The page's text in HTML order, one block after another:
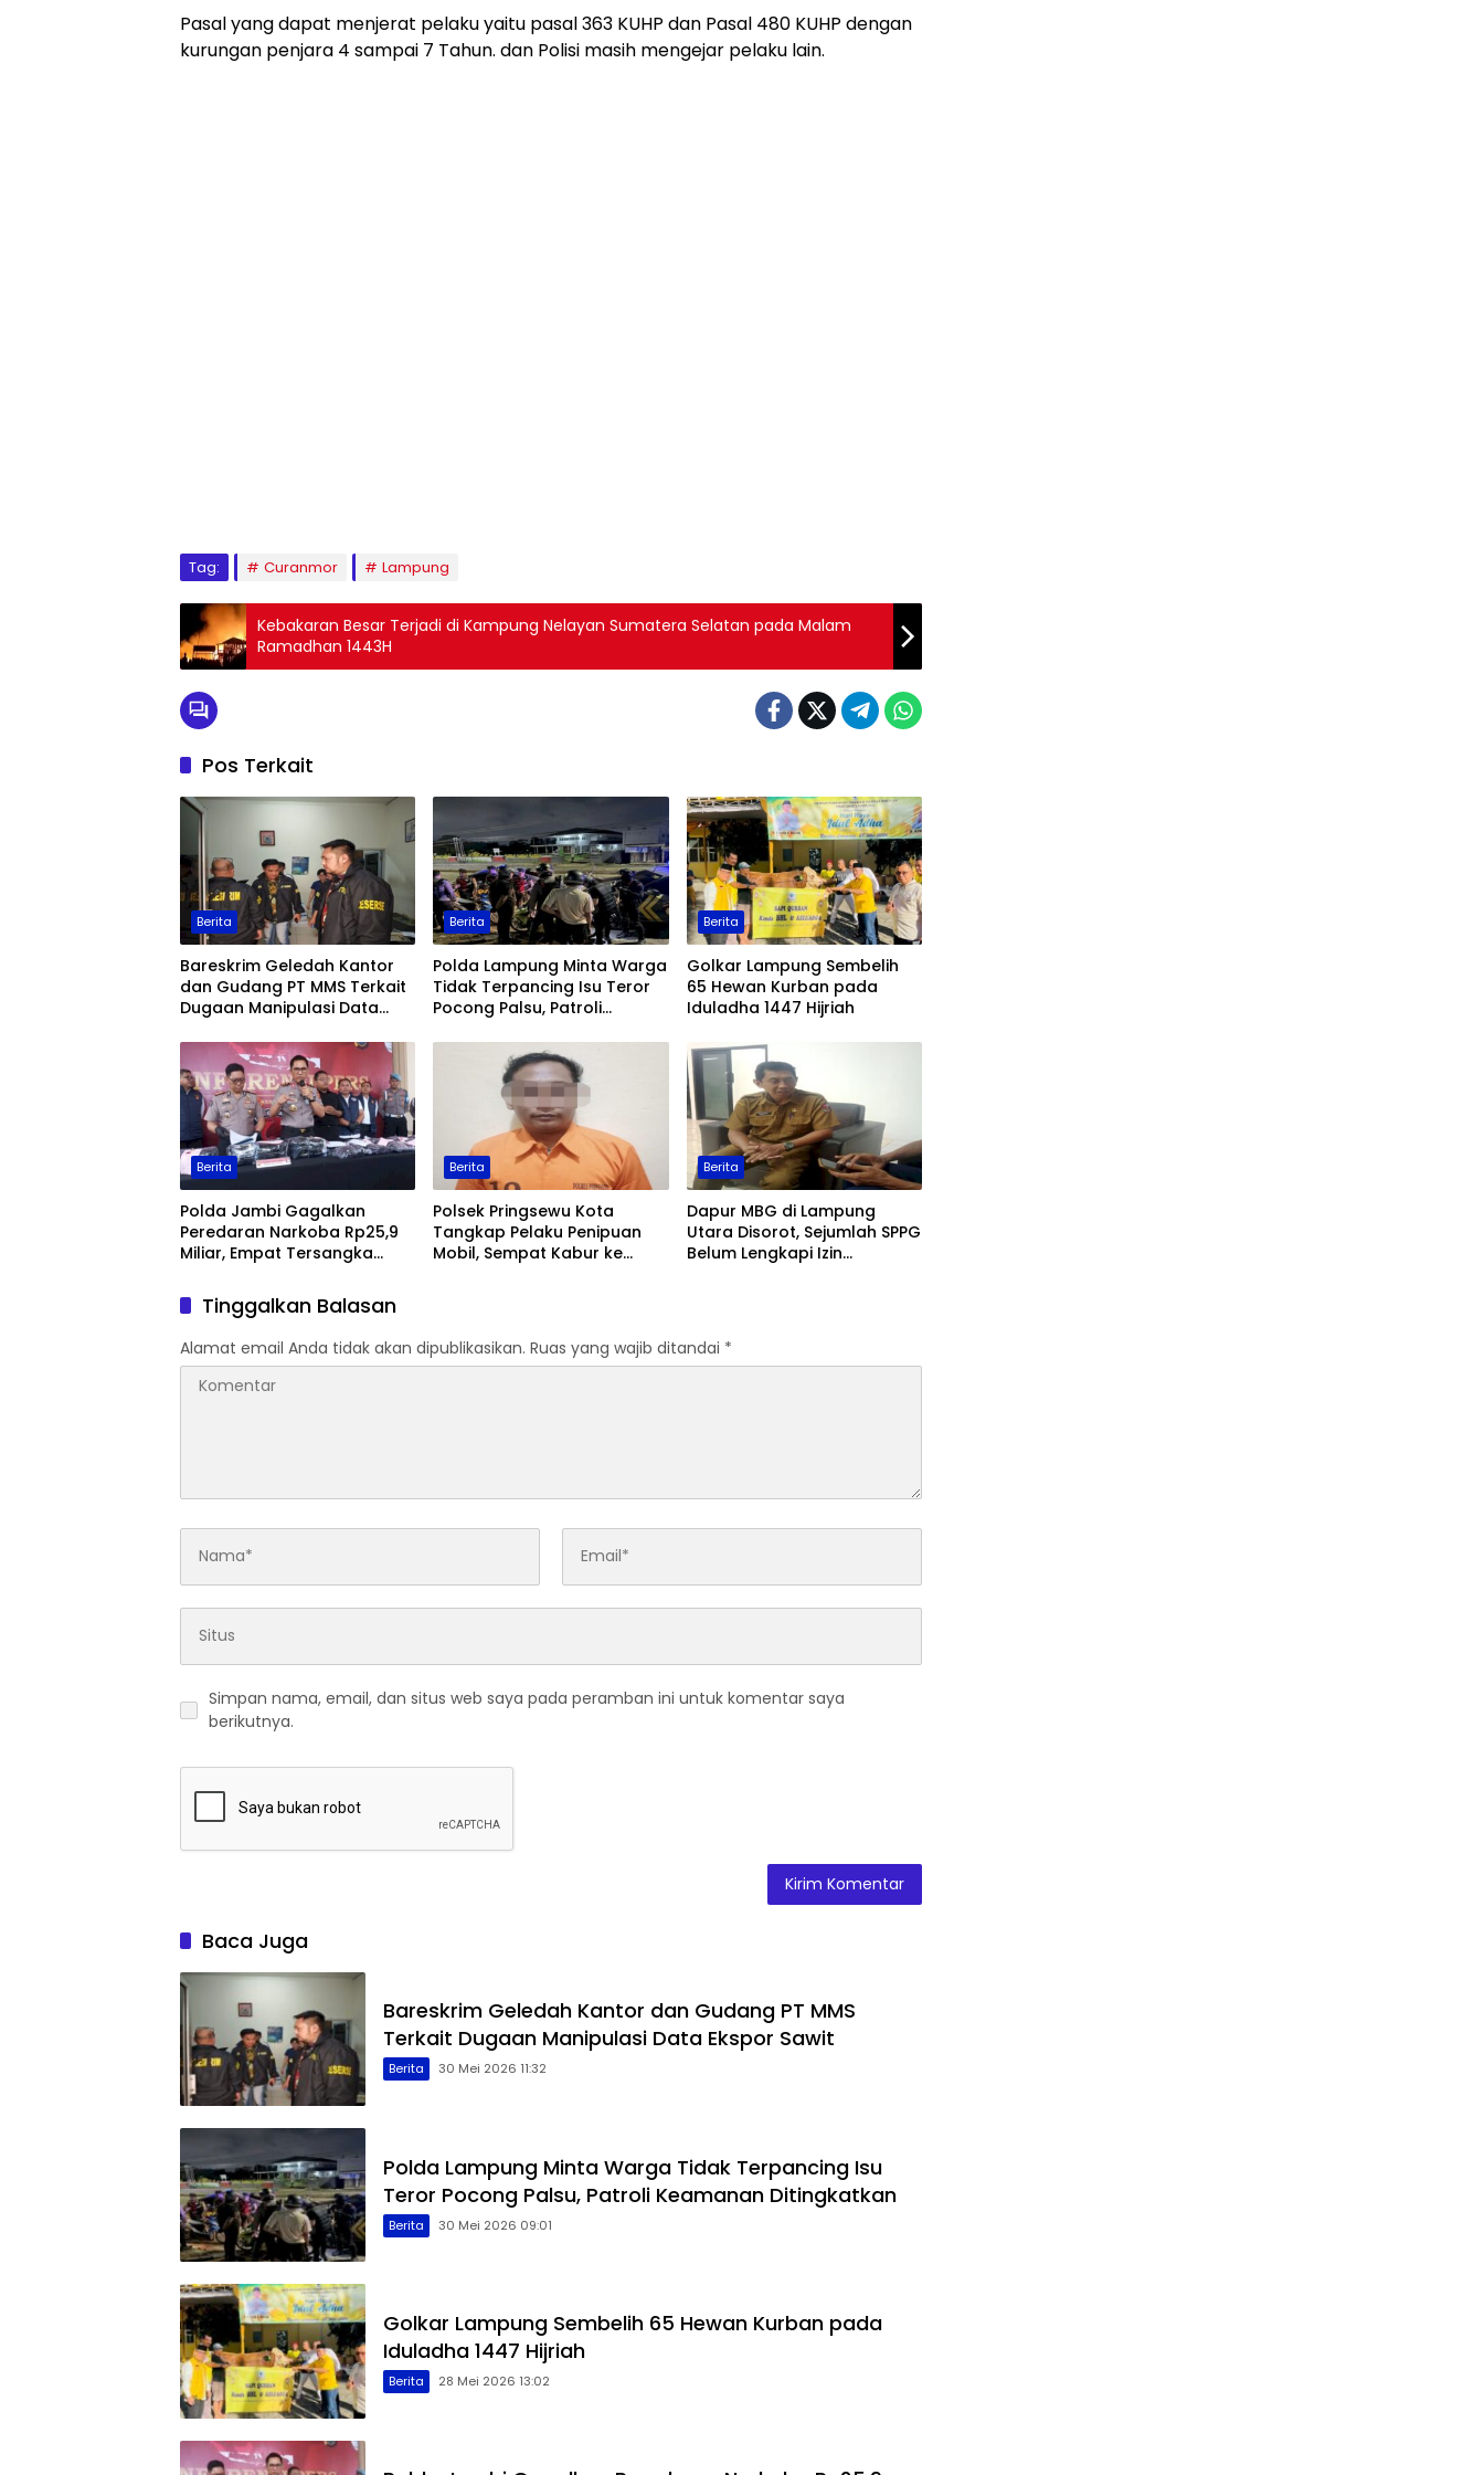
Pasal yang dapat menjerat pelaku yaitu pasal 363 KUHP dan Pasal 480 KUHP dengan
kurungan penjara 4 sampai 7 Tahun. dan Polisi masih mengejar pelaku lain.
Tag: Curanmor Lampung
Kebakaran Besar Terjadi di Kampung Nelayan Sumatera Selatan pada Malam
Ramadhan 1443H
Pos Terkait
Berita
Bareskrim Geledah Kantor
dan Gudang PT MMS Terkait
Dugaan Manipulasi Data
Berita
Polda Lampung Minta Warga
Tidak Terpancing Isu Teror
Pocong Palsu, Patroli
Berita
Golkar Lampung Sembelih
65 Hewan Kurban pada
Iduladha 1447 Hijriah
Berita
Polda Jambi Gagalkan
Peredaran Narkoba Rp25,9
Miliar, Empat Tersangka
Berita
Polsek Pringsewu Kota
Tangkap Pelaku Penipuan
Mobil, Sempat Kabur ke
Berita
Dapur MBG di Lampung
Utara Disorot, Sejumlah SPPG
Belum Lengkapi Izin
Tinggalkan Balasan
Alamat email Anda tidak akan dipublikasikan. Ruas yang wajib ditandai *
Simpan nama, email, dan situs web saya pada peramban ini untuk komentar saya
berikutnya.
Baca Juga
Bareskrim Geledah Kantor dan Gudang PT MMS
Terkait Dugaan Manipulasi Data Ekspor Sawit
Berita 30 Mei 2026 11:32
Polda Lampung Minta Warga Tidak Terpancing Isu
Teror Pocong Palsu, Patroli Keamanan Ditingkatkan
Berita 30 Mei 2026 09:01
Golkar Lampung Sembelih 65 Hewan Kurban pada
Iduladha 1447 Hijriah
Berita 28 Mei 2026 13:02